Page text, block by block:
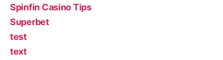
Spinfin Casino Tips
Superbet
test
text